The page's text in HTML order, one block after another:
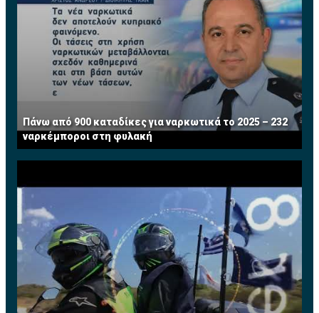
Πάνω από 900 καταδίκες για ναρκωτικά το 2025 – 232
ναρκέμποροι στη φυλακή